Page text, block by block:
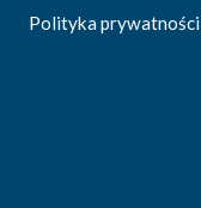
Polityka prywatności